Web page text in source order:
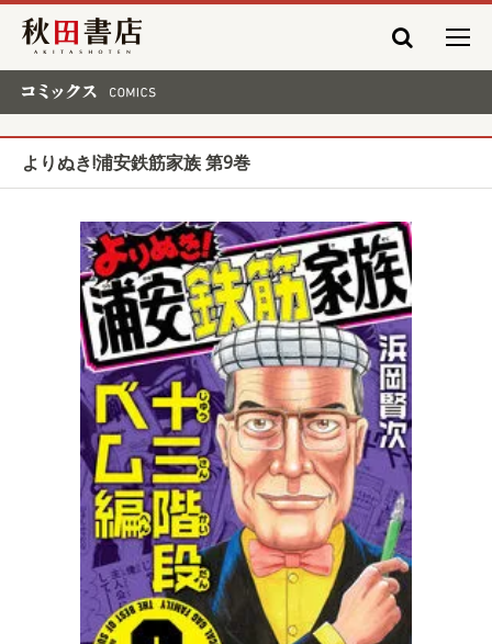
秋田書店
よりぬき!浦安鉄筋家族 第9巻